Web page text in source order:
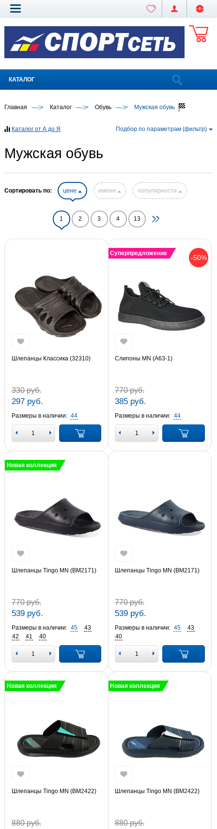
КАТАЛОГ
Главная Каталог Обувь Мужская обувь
Каталог от А до Я Подбор по параметрам (фильтр)
Мужская обувь
Сортировать по: цене имени популярности
1 2 3 4 13
Шлепанцы Классика (32310)
330 руб.
297 руб.
Размеры в наличии: 44
-50%
Суперпредложение
Слипоны MN (A63-1)
770 руб.
385 руб.
Размеры в наличии: 44
Новая коллекция
Шлепанцы Tingo MN (BM2171)
770 руб.
539 руб.
Размеры в наличии: 45
43
42
41 40
Шлепанцы Tingo MN (BM2171)
770 руб.
539 руб.
Размеры в наличии: 45
43
40
Новая коллекция
Шлепанцы Tingo MN (BM2422)
880 руб.
Новая коллекция
Шлепанцы Tingo MN (BM2422)
880 руб.